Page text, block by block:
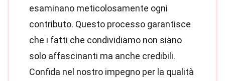
esaminano meticolosamente ogni
contributo. Questo processo garantisce
che i fatti che condividiamo non siano
solo affascinanti ma anche credibili.
Confida nel nostro impegno per la qualità